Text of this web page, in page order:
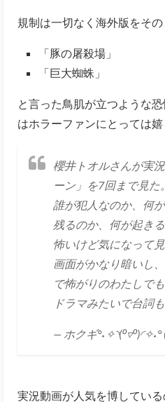
規制は一切なく海外版をその
「豚の屠殺場」
「巨大蜘蛛」
と言った鳥肌が立つような
はホラーファンにとっては嬉
櫻井トオルさんが実
ーン」を7回まで見た。
誰が犯人なのか、何
残るのか、何が起きる
怖いけど気になって見
画面がかなり暗いし
で怖がりのわたしで
ドラマみたいで台詞
— ホクギ°˖✧◝(⁰▿⁰)◜✧˖°
実況動画が人気を博してい